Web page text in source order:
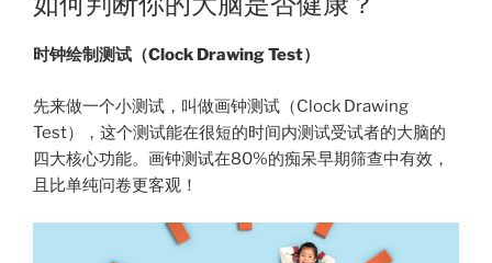
时钟绘制测试（Clock Drawing Test）
先来做一个小测试，叫做画钟测试（Clock Drawing
Test），这个测试能在很短的时间内测试受试者的大脑的
四大核心功能。画钟测试在80%的痴呆早期筛查中有效，
且比单纯问卷更客观！